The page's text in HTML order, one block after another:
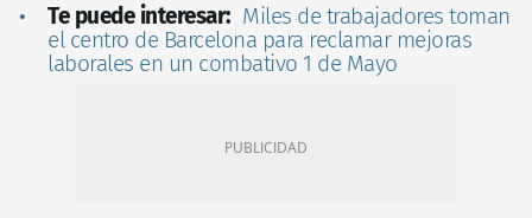
Te puede interesar: Miles de trabajadores toman
el centro de Barcelona para reclamar mejoras
laborales en un combativo 1 de Mayo